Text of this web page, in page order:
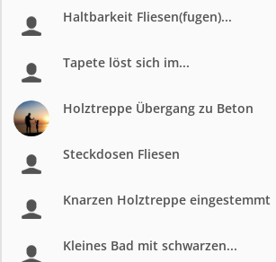
Haltbarkeit Fliesen(fugen)...
Tapete löst sich im...
Holztreppe Übergang zu Beton
Steckdosen Fliesen
Knarzen Holztreppe eingestemmt
Kleines Bad mit schwarzen...